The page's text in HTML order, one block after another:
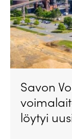
Savon
löytyi